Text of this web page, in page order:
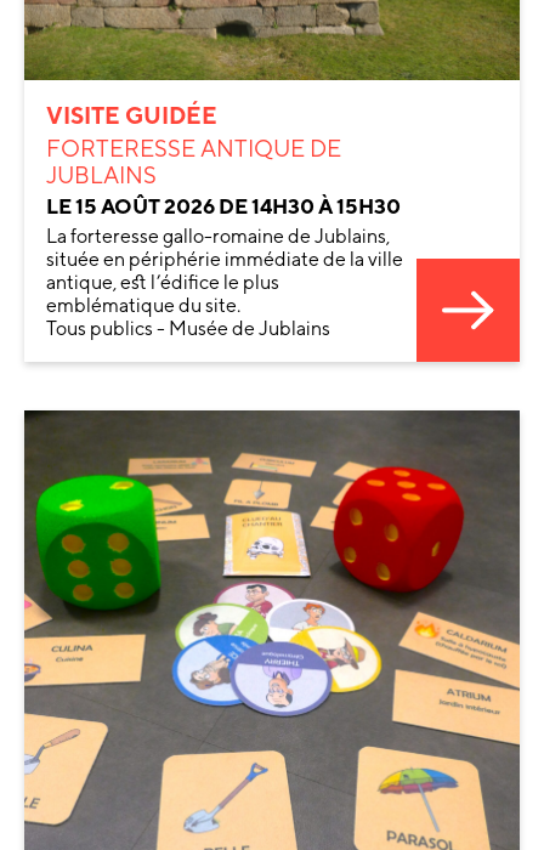
VISITE GUIDÉE
FORTERESSE ANTIQUE DE
JUBLAINS
LE 15 AOÛT 2026 DE 14H30 À 15H30
La forteresse gallo-romaine de Jublains,
située en périphérie immédiate de la ville
antique, est l’édifice le plus
emblématique du site.
Tous publics - Musée de Jublains